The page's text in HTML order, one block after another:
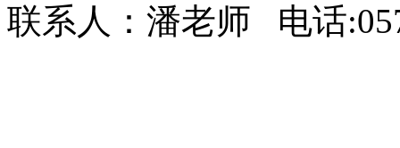
联系人：潘老师 电话